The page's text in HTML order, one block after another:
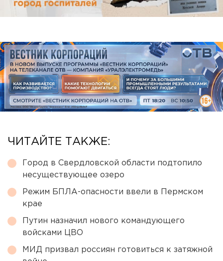
ЧИТАЙТЕ ТАКЖЕ:
Город в Свердловской области подтопило
несуществующее озеро
Режим БПЛА-опасности ввели в Пермском
крае
Путин назначил нового командующего
войсками ЦВО
МИД призвал россиян готовиться к затяжной